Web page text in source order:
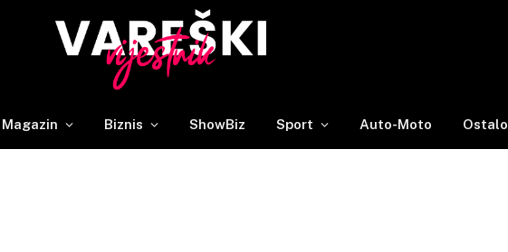
Magazin Biznis ShowBiz Sport Auto-Moto Ostalo